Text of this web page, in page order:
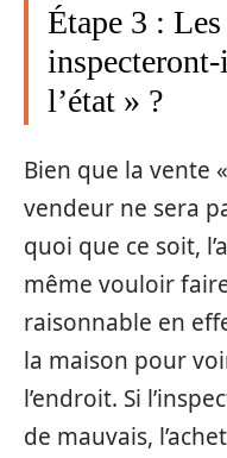
Étape 3 : Les
l’état » ?
Bien que la vente
vendeur ne sera
quoi que ce soit,
même vouloir
raisonnable en
la maison pour
l’endroit. Si
de mauvais,